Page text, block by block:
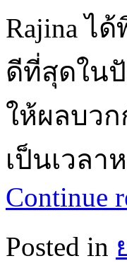
Rajina ไ
ดีที่สุดใน
ให้ผลบว
เป็นเวล
Continue
Posted in